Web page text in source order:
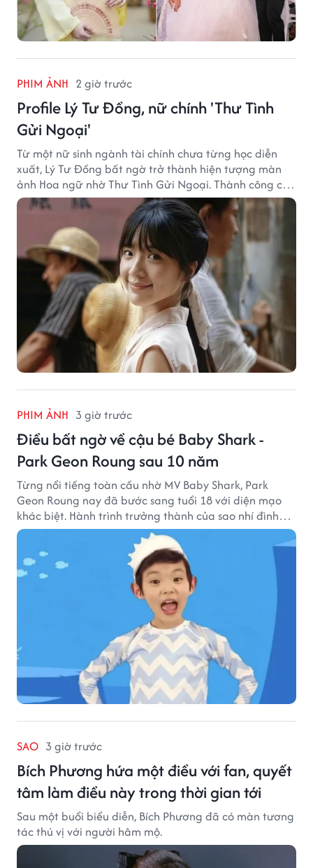
PHIM ẢNH 2 giờ trước
Profile Lý Tư Đồng, nữ chính 'Thư Tình
Gửi Ngoại'
Từ một nữ sinh ngành tài chính chưa từng học diễn
xuất, Lý Tư Đồng bất ngờ trở thành hiện tượng màn
ảnh Hoa ngữ nhờ Thư Tình Gửi Ngoại. Thành công của
bộ phim doanh thu hơn 8.100 tỷ đồng đã mở ra bước
ngoặt lớn trong cuộc đời cô gái sinh năm 2004.
PHIM ẢNH 3 giờ trước
Điều bất ngờ về cậu bé Baby Shark -
Park Geon Roung sau 10 năm
Từng nổi tiếng toàn cầu nhờ MV Baby Shark, Park
Geon Roung nay đã bước sang tuổi 18 với diện mạo
khác biệt. Hành trình trưởng thành của sao nhí đình
đám một thời đang thu hút sự quan tâm của nhiều
SAO 3 giờ trước
Bích Phương hứa một điều với fan, quyết
tâm làm điều này trong thời gian tới
Sau một buổi biểu diễn, Bích Phương đã có màn tương
tác thú vị với người hâm mộ.